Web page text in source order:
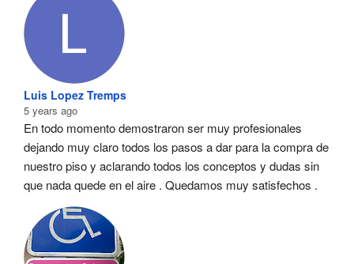
Luis Lopez Tremps
5 years ago
En todo momento demostraron ser muy profesionales
dejando muy claro todos los pasos a dar para la compra de
nuestro piso y aclarando todos los conceptos y dudas sin
que nada quede en el aire . Quedamos muy satisfechos .